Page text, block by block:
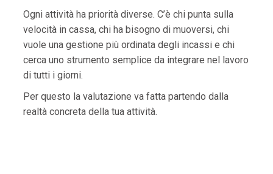
Ogni attività ha priorità diverse. C’è chi punta sulla
velocità in cassa, chi ha bisogno di muoversi, chi
vuole una gestione più ordinata degli incassi e chi
cerca uno strumento semplice da integrare nel lavoro
di tutti i giorni.
Per questo la valutazione va fatta partendo dalla
realtà concreta della tua attività.